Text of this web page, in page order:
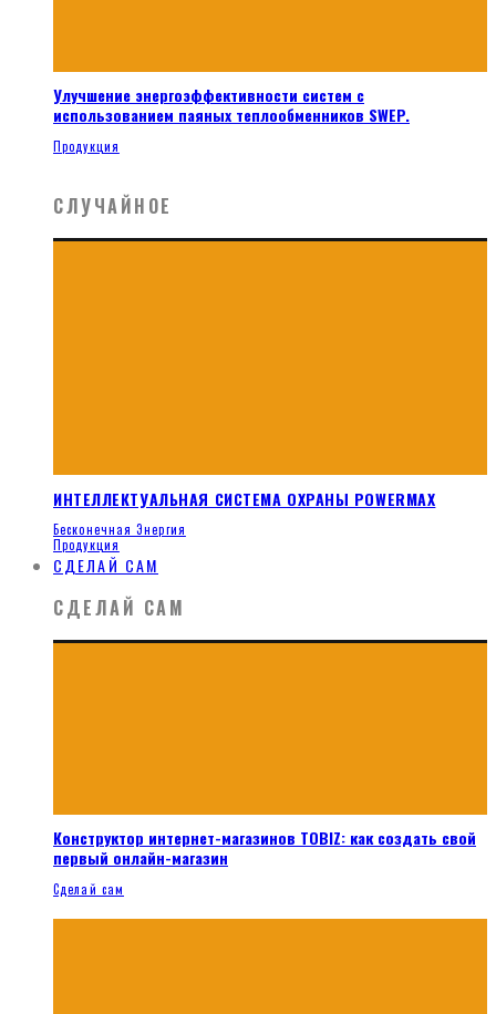
Улучшение энергоэффективности систем с
использованием паяных теплообменников SWEP.
Продукция
СЛУЧАЙНОЕ
ИНТЕЛЛЕКТУАЛЬНАЯ СИСТЕМА ОХРАНЫ POWERMAX
Бесконечная Энергия
Продукция
СДЕЛАЙ САМ
СДЕЛАЙ САМ
Конструктор интернет-магазинов TOBIZ: как создать свой
первый онлайн-магазин
Сделай сам